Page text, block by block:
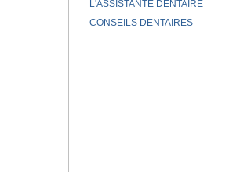
L'ASSISTANTE DENTAIRE
CONSEILS DENTAIRES